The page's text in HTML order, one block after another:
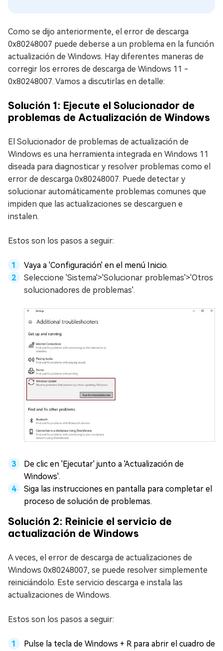
Como se dijo anteriormente, el error de descarga
0x80248007 puede deberse a un problema en la función
actualización de Windows. Hay diferentes maneras de
corregir los errores de descarga de Windows 11 -
0x80248007. Vamos a discutirlas en detalle:
Solución 1: Ejecute el Solucionador de
problemas de Actualización de Windows
El Solucionador de problemas de actualización de
Windows es una herramienta integrada en Windows 11
diseada para diagnosticar y resolver problemas como el
error de descarga 0x80248007. Puede detectar y
solucionar automáticamente problemas comunes que
impiden que las actualizaciones se descarguen e
instalen.
Estos son los pasos a seguir:
Vaya a 'Configuración' en el menú Inicio.
Seleccione 'Sistema'>'Solucionar problemas'>'Otros
solucionadores de problemas'.
De clic en 'Ejecutar' junto a 'Actualización de
Windows'.
Siga las instrucciones en pantalla para completar el
proceso de solución de problemas.
Solución 2: Reinicie el servicio de
actualización de Windows
A veces, el error de descarga de actualizaciones de
Windows 0x80248007, se puede resolver simplemente
reiniciándolo. Este servicio descarga e instala las
actualizaciones de Windows.
Estos son los pasos a seguir:
Pulse la tecla de Windows + R para abrir el cuadro de